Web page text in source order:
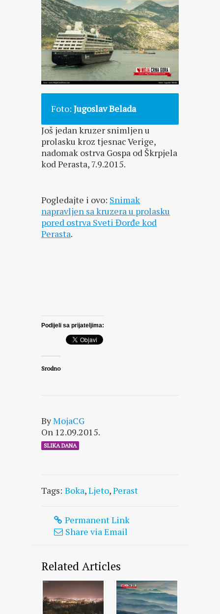
Foto: Jugoslav Belada
Još jedan kruzer snimljen u
prolasku kroz tjesnac Verige,
nadomak ostrva Gospa od Škrpjela
kod Perasta, 7.9.2015.
Pogledajte i ovo: Snimak
napravljen sa kruzera u prolasku
pored ostrva Sveti Đorđe kod
Perasta.
Podijeli sa prijateljima:
Srodno
ByMojaCG
On 12.09.2015.
SLIKA DANA
Tags: Boka,Ljeto,Perast
Permanent Link
Share via Email
Related Articles